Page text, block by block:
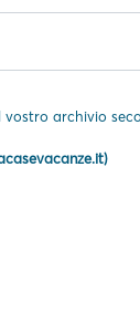
archivio